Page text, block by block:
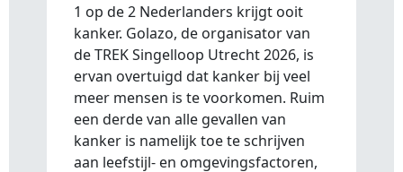
1 op de 2 Nederlanders krijgt ooit
kanker. Golazo, de organisator van
de TREK Singelloop Utrecht 2026, is
ervan overtuigd dat kanker bij veel
meer mensen is te voorkomen. Ruim
een derde van alle gevallen van
kanker is namelijk toe te schrijven
aan leefstijl- en omgevingsfactoren,